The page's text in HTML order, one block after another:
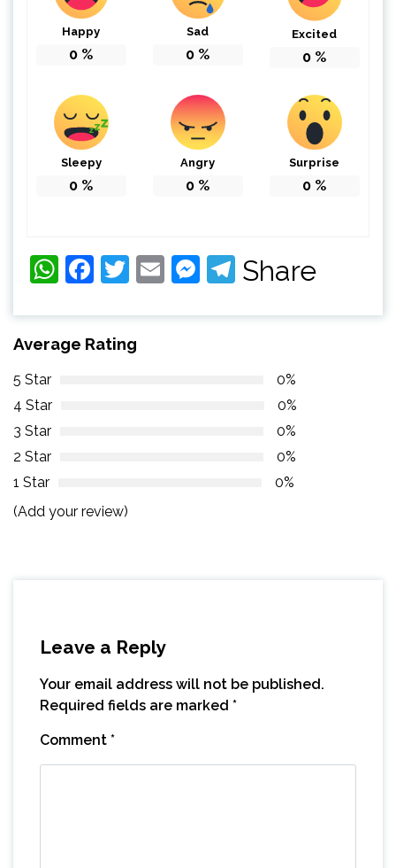
Happy
0 %
Sad
0 %
Excited
0 %
Sleepy
0 %
Angry
0 %
Surprise
0 %
WhatsApp
Facebook
Twitter
EmailMessenger
Telegram
Share
Average Rating
5 Star
0%
4 Star
0%
3 Star
0%
2 Star
0%
1 Star
0%
(Add your review)
Leave a Reply
Your email address will not be published.
Required fields are marked *
Comment *